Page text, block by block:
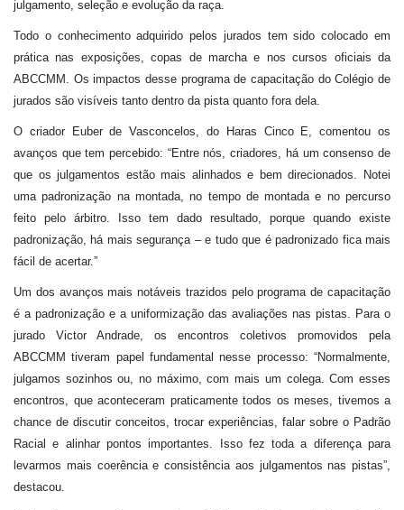
julgamento, seleção e evolução da raça.
Todo o conhecimento adquirido pelos jurados tem sido colocado em
prática nas exposições, copas de marcha e nos cursos oficiais da
ABCCMM. Os impactos desse programa de capacitação do Colégio de
jurados são visíveis tanto dentro da pista quanto fora dela.
O criador Euber de Vasconcelos, do Haras Cinco E, comentou os
avanços que tem percebido: “Entre nós, criadores, há um consenso de
que os julgamentos estão mais alinhados e bem direcionados. Notei
uma padronização na montada, no tempo de montada e no percurso
feito pelo árbitro. Isso tem dado resultado, porque quando existe
padronização, há mais segurança – e tudo que é padronizado fica mais
fácil de acertar.”
Um dos avanços mais notáveis trazidos pelo programa de capacitação
é a padronização e a uniformização das avaliações nas pistas. Para o
jurado Victor Andrade, os encontros coletivos promovidos pela
ABCCMM tiveram papel fundamental nesse processo: “Normalmente,
julgamos sozinhos ou, no máximo, com mais um colega. Com esses
encontros, que aconteceram praticamente todos os meses, tivemos a
chance de discutir conceitos, trocar experiências, falar sobre o Padrão
Racial e alinhar pontos importantes. Isso fez toda a diferença para
levarmos mais coerência e consistência aos julgamentos nas pistas”,
destacou.